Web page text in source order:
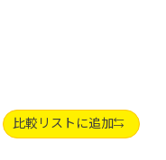
比較リストに追加